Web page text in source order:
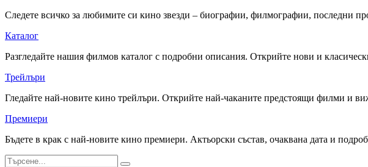
Следете всичко за любимите си кино звезди – биографии, филмографии, последни
Каталог
Разгледайте нашия филмов каталог с подробни описания. Открийте нови и
Трейлъри
Гледайте най-новите кино трейлъри. Открийте най-чаканите предстоящи филми и
Премиери
Бъдете в крак с най-новите кино премиери. Актьорски състав, очаквана дата и